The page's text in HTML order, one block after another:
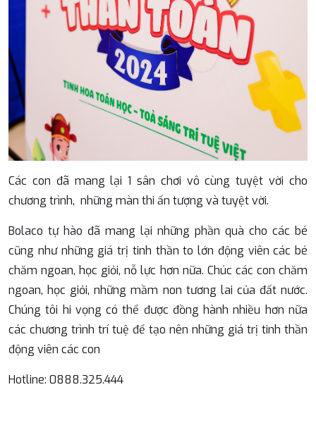
Các con đã mang lại 1 sân chơi vô cùng tuyệt vời cho
chương trình, những màn thi ấn tượng và tuyệt vời.
Bolaco tự hào đã mang lại những phần quà cho các bé
cũng như những giá trị tinh thần to lớn động viên các bé
chăm ngoan, học giỏi, nỗ lực hơn nữa. Chúc các con chăm
ngoan, học giỏi, những mầm non tương lai của đất nước.
Chúng tôi hi vọng có thể được đồng hành nhiều hơn nữa
các chương trình trí tuệ để tạo nên những giá trị tinh thần
động viên các con
Hotline: 0888.325.444